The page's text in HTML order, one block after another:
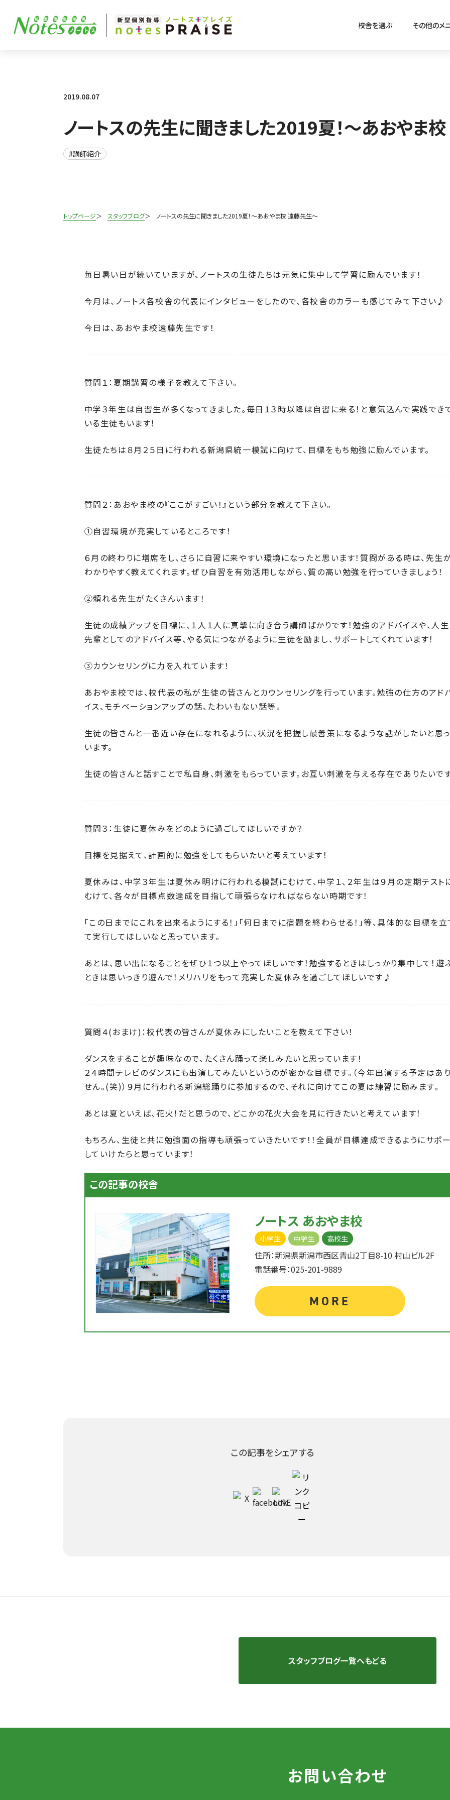
校舎を選ぶ その他のメ
2019.08.07
ノートスの先生に聞きました2019夏！～あおやま
#講師紹介
トップページ スタッフブログ ノートスの先生に聞きました2019夏！～あおやま校 遠藤先生～
毎日暑い日が続いていますが、ノートスの生徒たちは元気に集中して学習に励んでいます！
今月は、ノートス各校舎の代表にインタビューをしたので、各校舎のカラーも感じてみて下さい♪
今日は、あおやま校遠藤先生です！
質問１：夏期講習の様子を教えて下さい。
中学３年生は自習生が多くなってきました。毎日１３時以降は自習に来る！と意気込んで実践でき
いる生徒もいます！
生徒たちは８月２５日に行われる新潟県統一模試に向けて、目標をもち勉強に励んでいます。
質問２：あおやま校の『ここがすごい！』という部分を教えて下さい。
①自習環境が充実しているところです！
６月の終わりに増席をし、さらに自習に来やすい環境になったと思います！質問がある時は、先生
わかりやすく教えてくれます。ぜひ自習を有効活用しながら、質の高い勉強を行っていきましょう！
②頼れる先生がたくさんいます！
生徒の成績アップを目標に、１人１人に真摯に向き合う講師ばかりです！勉強のアドバイスや、人
先輩としてのアドバイス等、やる気につながるように生徒を励まし、サポートしてくれています！
③カウンセリングに力を入れています！
あおやま校では、校代表の私が生徒の皆さんとカウンセリングを行っています。勉強の仕方のアド
イス、モチベーションアップの話、たわいもない話等。
生徒の皆さんと一番近い存在になれるように、状況を把握し最善策になるような話がしたいと思
います。
生徒の皆さんと話すことで私自身、刺激をもらっています。お互い刺激を与える存在でありたいで
質問３：生徒に夏休みをどのように過ごしてほしいですか？
目標を見据えて、計画的に勉強をしてもらいたいと考えています！
夏休みは、中学３年生は夏休み明けに行われる模試にむけて、中学１、２年生は９月の定期テスト
むけて、各々が目標点数達成を目指して頑張らなければならない時期です！
「この日までにこれを出来るようにする！」「何日までに宿題を終わらせる！」等、具体的な目標を
て実行してほしいなと思っています。
あとは、思い出になることをぜひ１つ以上やってほしいです！勉強するときはしっかり集中して！遊
ときは思いっきり遊んで！メリハリをもって充実した夏休みを過ごしてほしいです♪
質問４(おまけ)：校代表の皆さんが夏休みにしたいことを教えて下さい！
ダンスをすることが趣味なので、たくさん踊って楽しみたいと思っています！
２４時間テレビのダンスにも出演してみたいというのが密かな目標です。（今年出演する予定はあ
せん。(笑)）９月に行われる新潟総踊りに参加するので、それに向けてこの夏は練習に励みます。
あとは夏といえば、花火！だと思うので、どこかの花火大会を見に行きたいと考えています！
もちろん、生徒と共に勉強面の指導も頑張っていきたいです！！全員が目標達成できるようにサポ
していけたらと思っています！
この記事の校舎
ノートス あおやま校
小学生 中学生 高校生
住所：新潟県新潟市西区青山2丁目8-10 村山ビル2F
電話番号：025-201-9889
MORE
この記事をシェアする
スタッフブログ一覧へもどる
お問い合わせ